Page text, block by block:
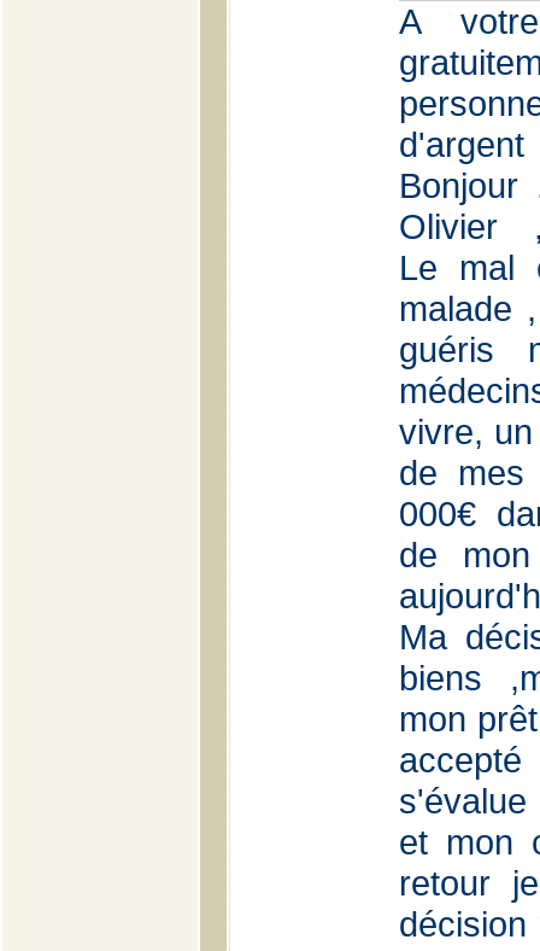
A
d'argent
Bonjour
Olivier
Le mal
malade
guéris
vivre,
de
000€
de
Ma
biens
mon
et mon
retour
décision